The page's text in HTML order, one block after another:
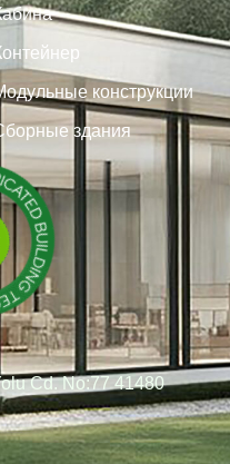
конструкции
здания
Cd. No:77 41480